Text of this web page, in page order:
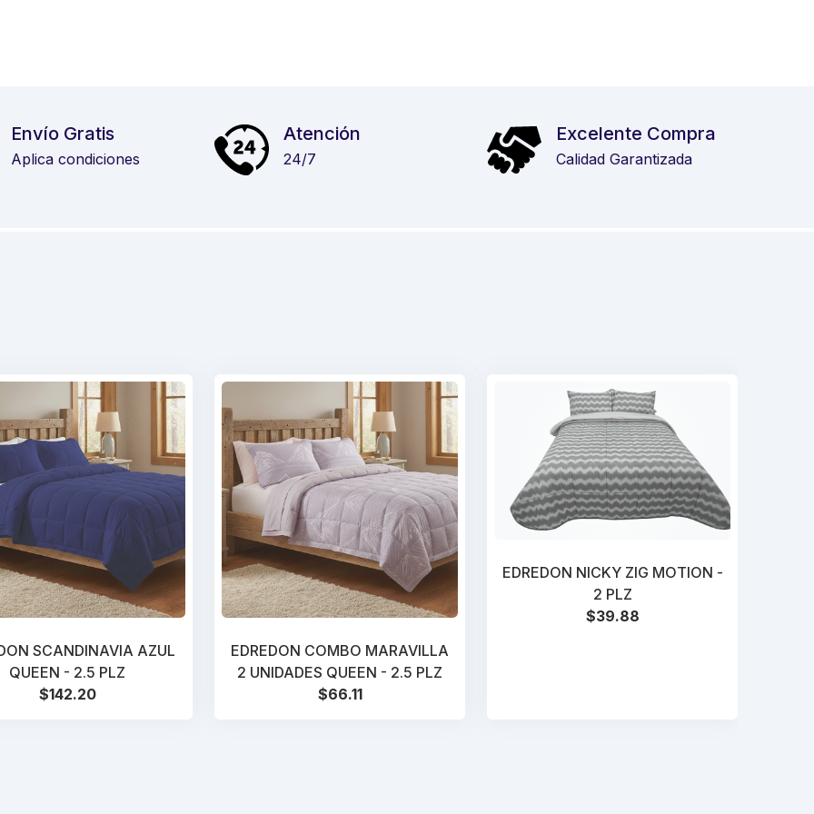
Envío Gratis
Aplica condiciones
Atención
24/7
Excelente Compra
Calidad Garantizada
SCANDINAVIA AZUL
QUEEN - 2.5 PLZ
$142.20
EDREDON COMBO MARAVILLA
2 UNIDADES QUEEN - 2.5 PLZ
$66.11
EDREDON NICKY ZIG MOTION -
2 PLZ
$39.88